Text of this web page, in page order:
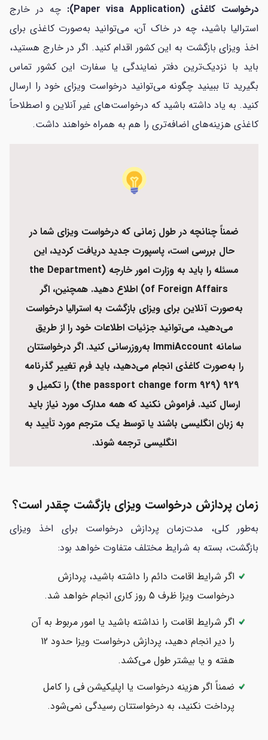
درخواست کاغذی (Paper visa Application):
چه در خارج
استرالیا باشید، چه در خاک آن، می‌توانید به‌صورت کاغذی برای
اخذ ویزای بازگشت به این کشور اقدام کنید. اگر در خارج هستید،
باید با نزدیک‌ترین دفتر نمایندگی یا سفارت این کشور تماس
بگیرید تا ببینید چگونه می‌توانید درخواست ویزای خود را ارسال
کنید. به یاد داشته باشید که درخواست‌های غیر آنلاین و اصطلاحاً
کاغذی هزینه‌های اضافه‌تری را هم به همراه خواهند داشت.
ضمناً چنانچه در طول زمانی که درخواست ویزای شما در
حال بررسی است، پاسپورت جدید دریافت کردید، این
مسئله را باید به وزارت امور خارجه (the Department
of Foreign Affairs) اطلاع دهید. همچنین، اگر
به‌صورت آنلاین برای ویزای بازگشت به استرالیا درخواست
می‌دهید، می‌توانید جزئیات اطلاعات خود را از طریق
سامانه ImmiAccount به‌روزرسانی کنید. اگر درخواستتان
را به‌صورت کاغذی انجام می‌دهید، باید فرم تغییر گذرنامه
929 (the passport change form 929) را تکمیل و
ارسال کنید. فراموش نکنید که همه مدارک مورد نیاز باید
به زبان انگلیسی باشند یا توسط یک مترجم مورد تأیید به
انگلیسی ترجمه شوند.
زمان پردازش درخواست ویزای بازگشت چقدر است؟
به‌طور کلی، مدت‌زمان پردازش درخواست برای اخذ ویزای
بازگشت، بسته به شرایط مختلف متفاوت خواهد بود:
اگر شرایط اقامت دائم را داشته باشید، پردازش
درخواست ویزا ظرف 5 روز کاری انجام خواهد شد.
اگر شرایط اقامت را نداشته باشید یا امور مربوط به آن
را دیر انجام دهید، پردازش درخواست ویزا حدود 12
هفته و یا بیشتر طول می‌کشد.
ضمناً اگر هزینه درخواست یا اپلیکیشن فی را کامل
پرداخت نکنید، به درخواستتان رسیدگی نمی‌شود.